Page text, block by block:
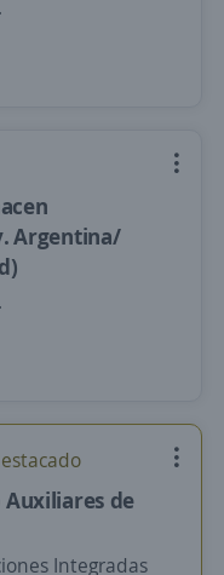
Argentina/
de
Integradas